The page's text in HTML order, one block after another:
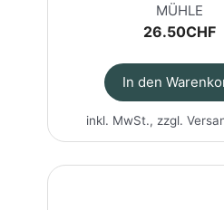
MÜHLE
26.50CHF
In den
inkl. MwSt., zzgl.